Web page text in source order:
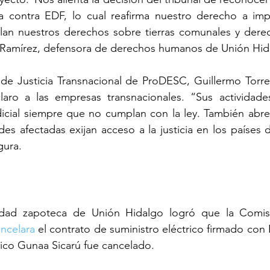
contra EDF, lo cual reafirma nuestro derecho a
nuestros derechos sobre tierras comunales y
defensora de derechos humanos de Unión
Justicia Transnacional de ProDESC, Guillermo
a las empresas transnacionales. “Sus
siempre que no cumplan con la ley. También
afectadas exijan acceso a la justicia en los países
zapoteca de Unión Hidalgo logró que la
el contrato de suministro eléctrico firmado con
Gunaa Sicarú fue cancelado.